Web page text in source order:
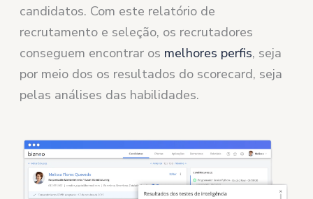
candidatos. Com este relatório de
recrutamento e seleção, os recrutadores
conseguem encontrar os melhores perfis, seja
por meio dos os resultados do scorecard, seja
pelas análises das habilidades.